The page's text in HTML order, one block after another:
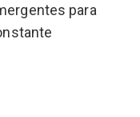
para